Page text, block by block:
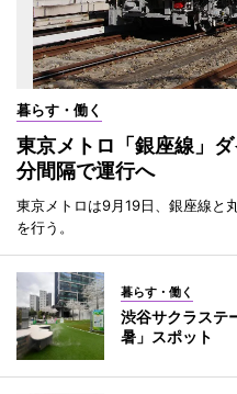
暮らす・働く
東京メトロ「銀座線」
分間隔で運行へ
東京メトロは9月19日、銀座線と
を行う。
暮らす・働く
渋谷サクラステ
暑」スポット